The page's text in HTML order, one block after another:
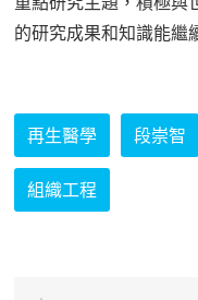
的研究成果和知識能繼
再生醫學 段崇智
組織工程